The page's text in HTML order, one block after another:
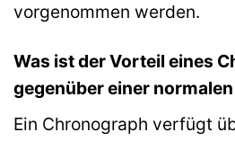
vorgenommen werden.
Was ist der Vorteil eines
gegenüber einer
Ein Chronograph verfügt